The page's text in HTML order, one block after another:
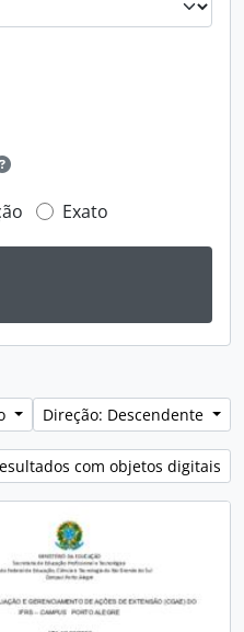
Exato
Direção: Descendente
com objetos digitais